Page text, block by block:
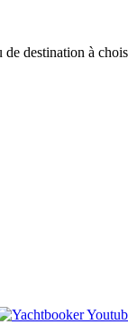
destination à